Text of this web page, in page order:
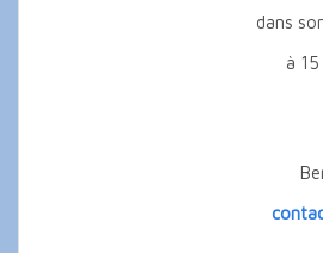
dans
à